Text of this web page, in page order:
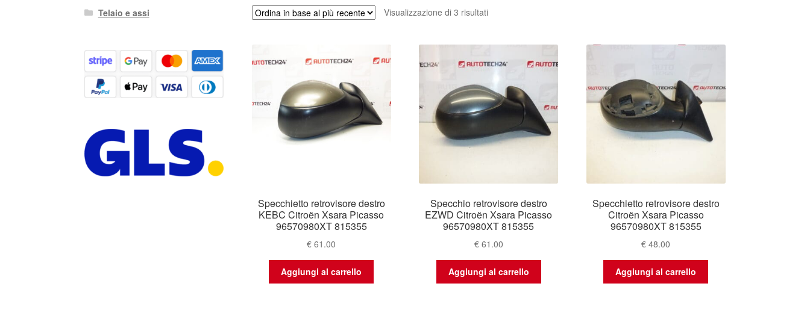
Visualizzazione di 3 risultatiOrdina
più
Specchietto retrovisore destro
KEBC Citroën Xsara Picasso
96570980XT 815355
€ 61.00
Aggiungi al carrello
Specchio retrovisore destro
EZWD Citroën Xsara Picasso
96570980XT 815355
€61.00
Aggiungi al carrello
Specchietto retrovisore destro
Citroën Xsara Picasso
96570980XT 815355
€ 48.00
Aggiungi al carrello
Telaio e assi